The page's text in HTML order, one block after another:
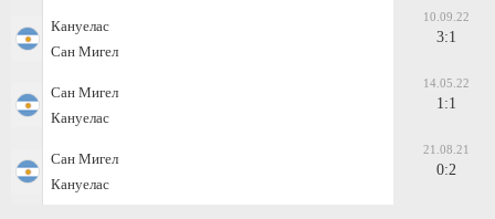
Кануелас
Сан Мигел
10.09.22
3:1
Сан Мигел
Кануелас
14.05.22
1:1
Сан Мигел
Кануелас
21.08.21
0:2